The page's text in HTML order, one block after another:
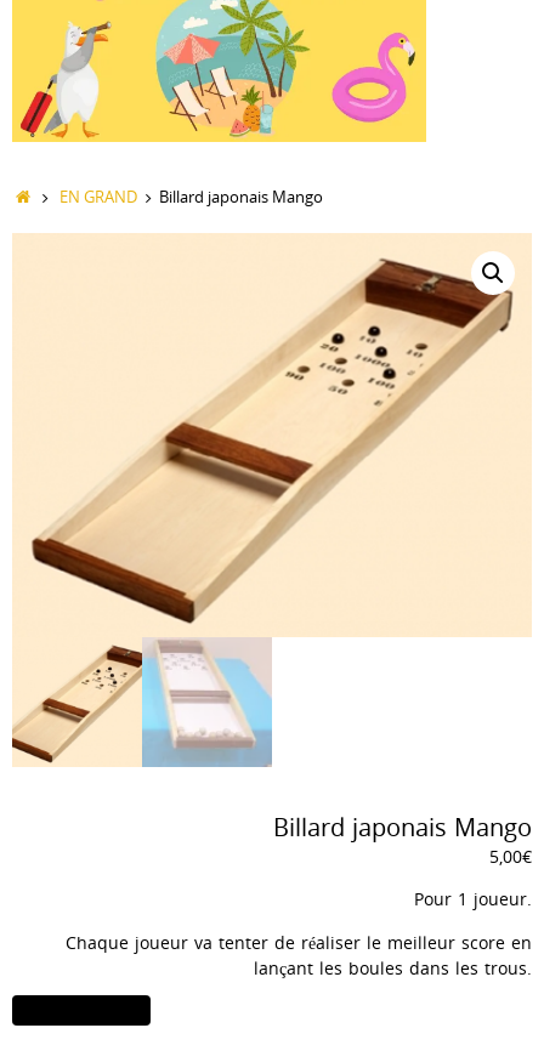
AccueilEN GRAND Billard japonais Mango
Billard japonais Mango
5,00€
Pour 1 joueur.
Chaque joueur va tenter de réaliser le meilleur score en
lançant les boules dans les trous.
quantité
de